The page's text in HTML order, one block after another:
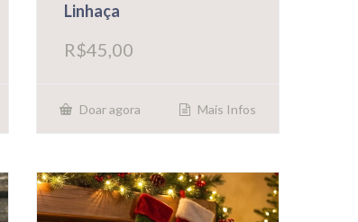
Linhaça
R$45,00
Doar agora Mais Infos